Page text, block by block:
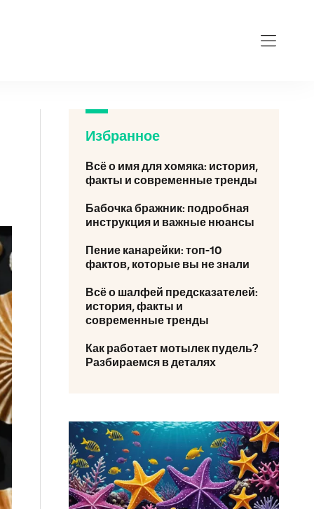
Избранное
Всё о имя для хомяка: история,
факты и современные тренды
Бабочка бражник: подробная
инструкция и важные нюансы
Пение канарейки: топ-10
фактов, которые вы не знали
Всё о шалфей предсказателей:
история, факты и
современные тренды
Как работает мотылек пудель?
Разбираемся в деталях